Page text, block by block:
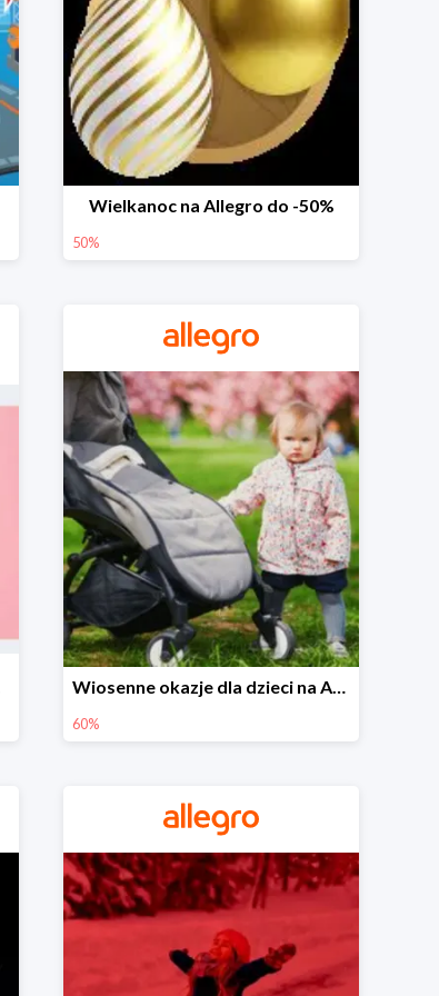
Wielkanoc na Allegro do -50%
50%
Wiosenne okazje dla dzieci na Allegro do -60%
60%